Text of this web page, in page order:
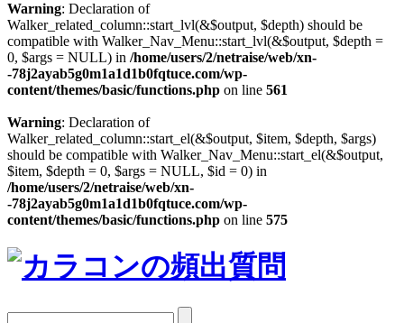
Warning: Declaration of
Walker_related_column::start_lvl(&$output, $depth) should be
compatible with Walker_Nav_Menu::start_lvl(&$output, $depth =
0, $args = NULL) in /home/users/2/netraise/web/xn-
-78j2ayab5g0m1a1d1b0fqtuce.com/wp-
content/themes/basic/functions.php on line 561
Warning: Declaration of
Walker_related_column::start_el(&$output, $item, $depth, $args)
should be compatible with Walker_Nav_Menu::start_el(&$output,
$item, $depth = 0, $args = NULL, $id = 0) in
/home/users/2/netraise/web/xn-
-78j2ayab5g0m1a1d1b0fqtuce.com/wp-
content/themes/basic/functions.php on line 575